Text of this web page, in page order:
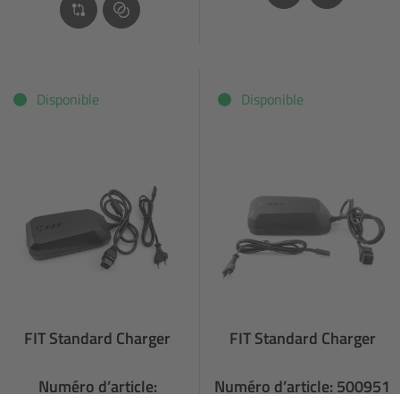
Disponible
FIT Standard Charger
Numéro d’article:
Disponible
FIT Standard Charger
Numéro d’article: 500951